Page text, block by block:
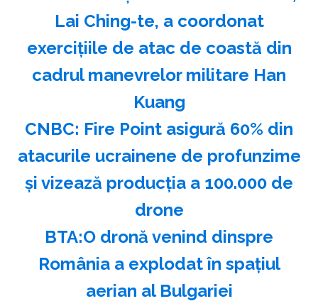
Lai Ching-te, a coordonat
exerciţiile de atac de coastă din
cadrul manevrelor militare Han
Kuang
CNBC: Fire Point asigură 60% din
atacurile ucrainene de profunzime
şi vizează producţia a 100.000 de
drone
BTA:O dronă venind dinspre
România a explodat în spaţiul
aerian al Bulgariei